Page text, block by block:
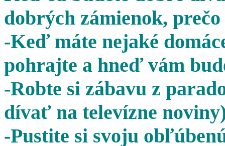
dobrých zámienok,
-Keď máte nejaké
pohrajte a hneď vám
-Robte si zábavu z
dívať na televízne
-Pustite si svoju